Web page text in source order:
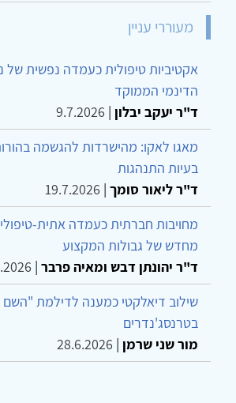
מעוררי עניין
אקטיביות טיפולית כעמדה נפשית של
הדינמי הממוקד
ד"ר יעקב יבלון |
9.7.2026
מאגו לאקו: מהישרדות להגשמה
בעיות התנהגות
ד"ר ליאור סומך |
19.7.2026
מחויבות חברתית כעמדה אתית-
מחדש של גבולות המקצוע
ד"ר יהונתן דבש ומאיה פרבר |
שילוב דיאלקטי כמענה לדילמת
בטרנסג'נדרים
מור שני שרמן |
28.6.2026